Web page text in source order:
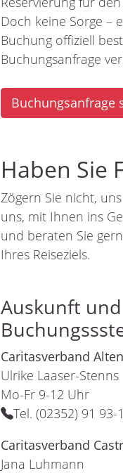
Doch keine Sorge –
Buchung offiziell
Buchungsanfrage
Buchungsanfrage
Haben Sie
Zögern Sie nicht,
uns, mit Ihnen ins
und beraten Sie
Ihres Reiseziels.
Auskunft und
Caritasverband
Ulrike Laaser-Stenns
Mo-Fr 9-12 Uhr
Tel. (02352) 91 93-
Caritasverband
Jana Luhmann